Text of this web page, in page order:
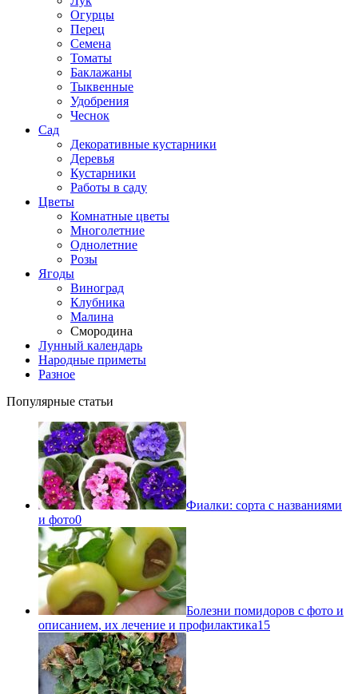
Огурцы
Перец
Семена
Томаты
Баклажаны
Тыквенные
Удобрения
Чеснок
Сад
Декоративные кустарники
Деревья
Кустарники
Работы в саду
Цветы
Комнатные цветы
Многолетние
Однолетние
Розы
Ягоды
Виноград
Клубника
Малина
Смородина
Лунный календарь
Народные приметы
Разное
Популярные статьи
Фиалки: сорта с названиями
и фото0
Болезни помидоров с фото и
описанием, их лечение и профилактика15